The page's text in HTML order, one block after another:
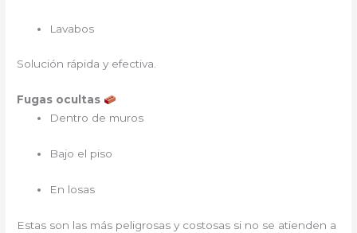
Lavabos
Solución rápida y efectiva.
Fugas ocultas
Dentro de muros
Bajo el piso
En losas
Estas son las más peligrosas y costosas si no se atienden a